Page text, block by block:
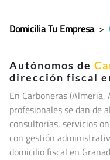
Domicilia Tu Empresa >
Autónomos de
dirección fiscal
En Carboneras (Almería,
profesionales se dan
consultorías, servicios
con gestión
domicilio fiscal en